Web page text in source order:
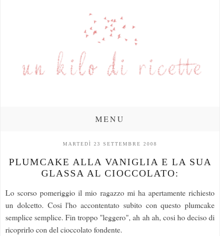
MENU
MARTEDÌ 23 SETTEMBRE 2008
PLUMCAKE ALLA VANIGLIA E LA SUA
GLASSA AL CIOCCOLATO:
Lo scorso pomeriggio il mio ragazzo mi ha apertamente richiesto
un dolcetto. Cosi l'ho accontentato subito con questo plumcake
semplice semplice. Fin troppo "leggero", ah ah ah, cosi ho deciso di
ricoprirlo con del cioccolato fondente.